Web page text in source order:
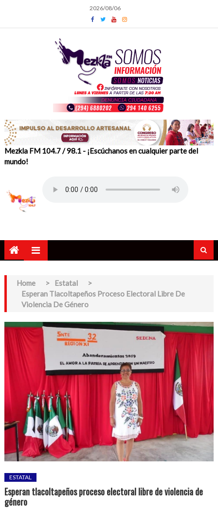
content
2026/08/06
Mezkla FM 104.7 / 98.1 - ¡Escúchanos en cualquier parte del
mundo!
Home > Estatal
>
Esperan Tlacoltapeños Proceso Electoral Libre De
Violencia De Género
ESTATAL
Esperan tlacoltapeños proceso electoral libre de violencia de
género